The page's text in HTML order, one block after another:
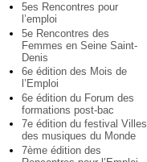
5es Rencontres pour
l’emploi
5e Rencontres des
Femmes en Seine Saint-
Denis
6e édition des Mois de
l’Emploi
6e édition du Forum des
formations post-bac
7e édition du festival Villes
des musiques du Monde
7ème édition des